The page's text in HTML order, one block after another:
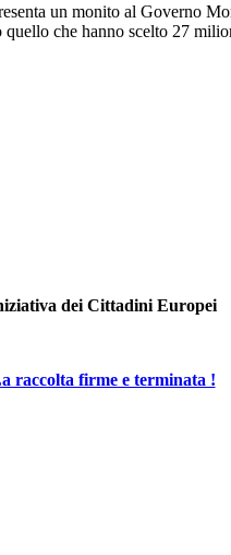
un monito al Governo
che hanno scelto 27
dei Cittadini Europei
raccolta firme e terminata !